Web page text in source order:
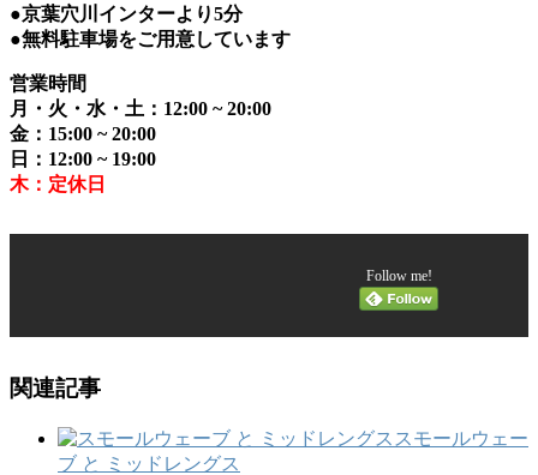
●京葉穴川インターより5分
●無料駐車場をご用意しています
営業時間
月・火・水・土：12:00 ~ 20:00
金：15:00 ~ 20:00
日：12:00 ~ 19:00
木：定休日
Follow me!
関連記事
スモールウェー
ブ と ミッドレングス